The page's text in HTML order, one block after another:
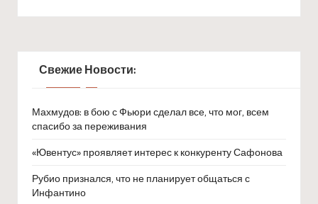
Свежие Новости:
Махмудов: в бою с Фьюри сделал все, что мог, всем
спасибо за переживания
«Ювентус» проявляет интерес к конкуренту Сафонова
Рубио признался, что не планирует общаться с
Инфантино